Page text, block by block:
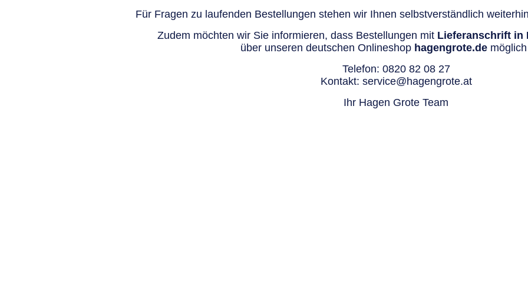
Für Fragen zu laufenden Bestellungen stehen wir Ihnen selbstverständlich
Zudem möchten wir Sie informieren, dass Bestellungen mit Lieferanschrift in
über unseren deutschen Onlineshop hagengrote.demöglich
Telefon: 0820 82 08 27
Kontakt: service@hagengrote.at
Ihr Hagen Grote Team